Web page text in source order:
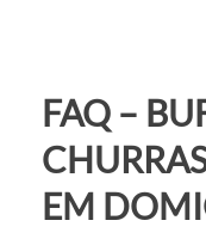
FAQ –
EM